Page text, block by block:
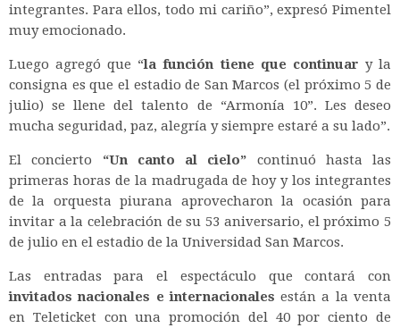
integrantes. Para ellos, todo mi cariño”, expresó Pimentel
muy emocionado.
Luego agregó que “la función tiene que continuar y la
consigna es que el estadio de San Marcos (el próximo 5 de
julio) se llene del talento de “Armonía 10”. Les deseo
mucha seguridad, paz, alegría y siempre estaré a su lado”.
El concierto “Un canto al cielo” continuó hasta las
primeras horas de la madrugada de hoy y los integrantes
de la orquesta piurana aprovecharon la ocasión para
invitar a la celebración de su 53 aniversario, el próximo 5
de julio en el estadio de la Universidad San Marcos.
Las entradas para el espectáculo que contará con
invitados nacionales e internacionales están a la venta
en Teleticket con una promoción del 40 por ciento de